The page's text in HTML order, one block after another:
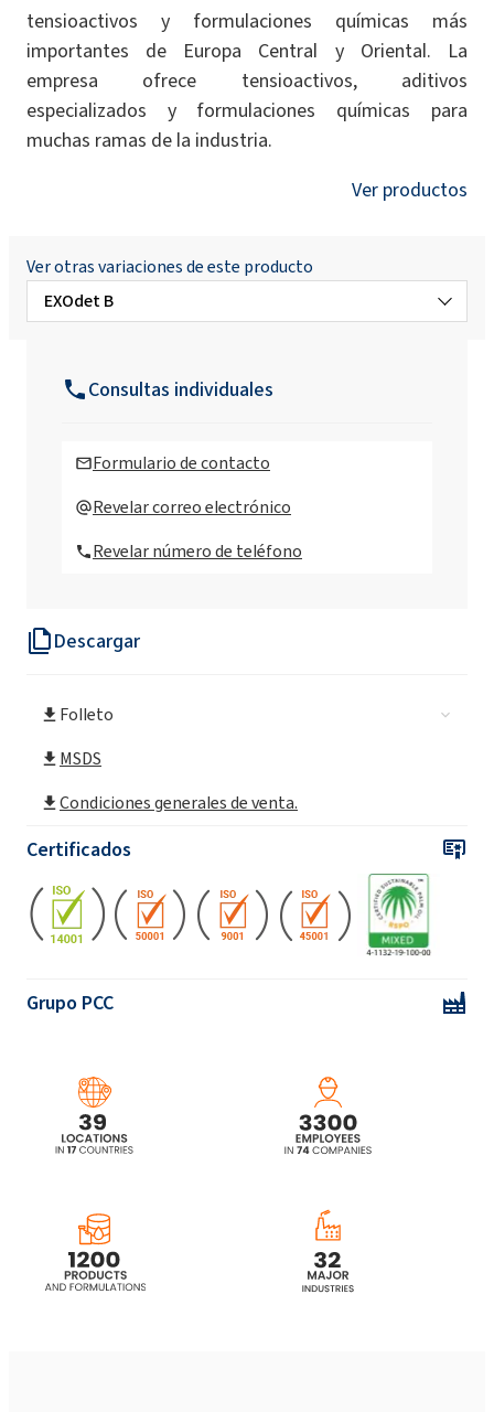
Descargar
Folleto
MSDS
Condiciones generales de venta.
Certificados
Grupo PCC
tensioactivos y formulaciones químicas más
importantes de Europa Central y Oriental. La
empresa ofrece tensioactivos, aditivos
especializados y formulaciones químicas para
muchas ramas de la industria.
Ver productos
Ver otras variaciones de este producto
EXOdet B
EXOdet W
Consultas individuales
Formulario de contacto
Revelar correo electrónico
Revelar número de teléfono